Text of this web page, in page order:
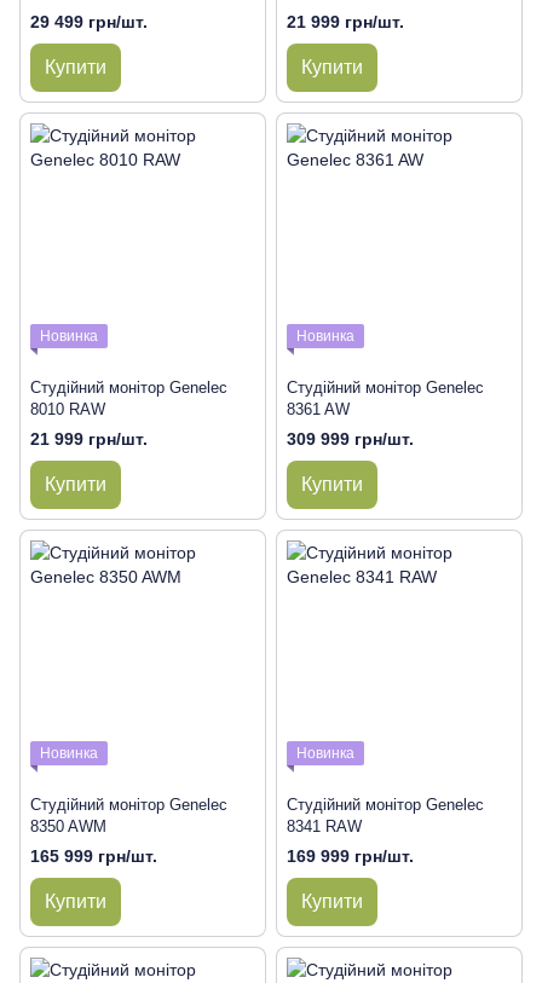
29 499 грн/шт.
Купити
21 999 грн/шт.
Купити
Новинка
Студійний монітор Genelec
8010 RAW
21 999 грн/шт.
Купити
Новинка
Студійний монітор Genelec
8361 AW
309 999 грн/шт.
Купити
Новинка
Студійний монітор Genelec
8350 AWM
165 999 грн/шт.
Купити
Новинка
Студійний монітор Genelec
8341 RAW
169 999 грн/шт.
Купити